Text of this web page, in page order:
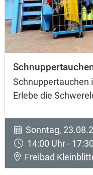
Schnuppertauchen
Erlebe die
Sonntag,
14:00 Uhr -
Freibad